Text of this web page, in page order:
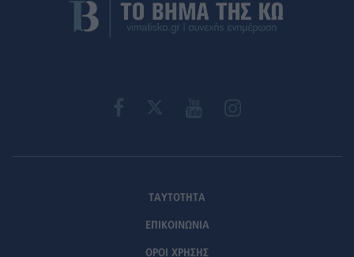
ΤΑΥΤΟΤΗΤΑ
ΕΠΙΚΟΙΝΩΝΙΑ
ΟΡΟΙ ΧΡΗΣΗΣ